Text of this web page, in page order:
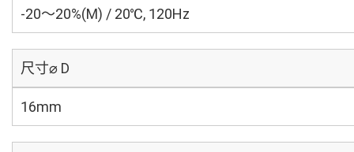
-20～20%(M) / 20℃, 120Hz
尺寸⌀ D
16mm